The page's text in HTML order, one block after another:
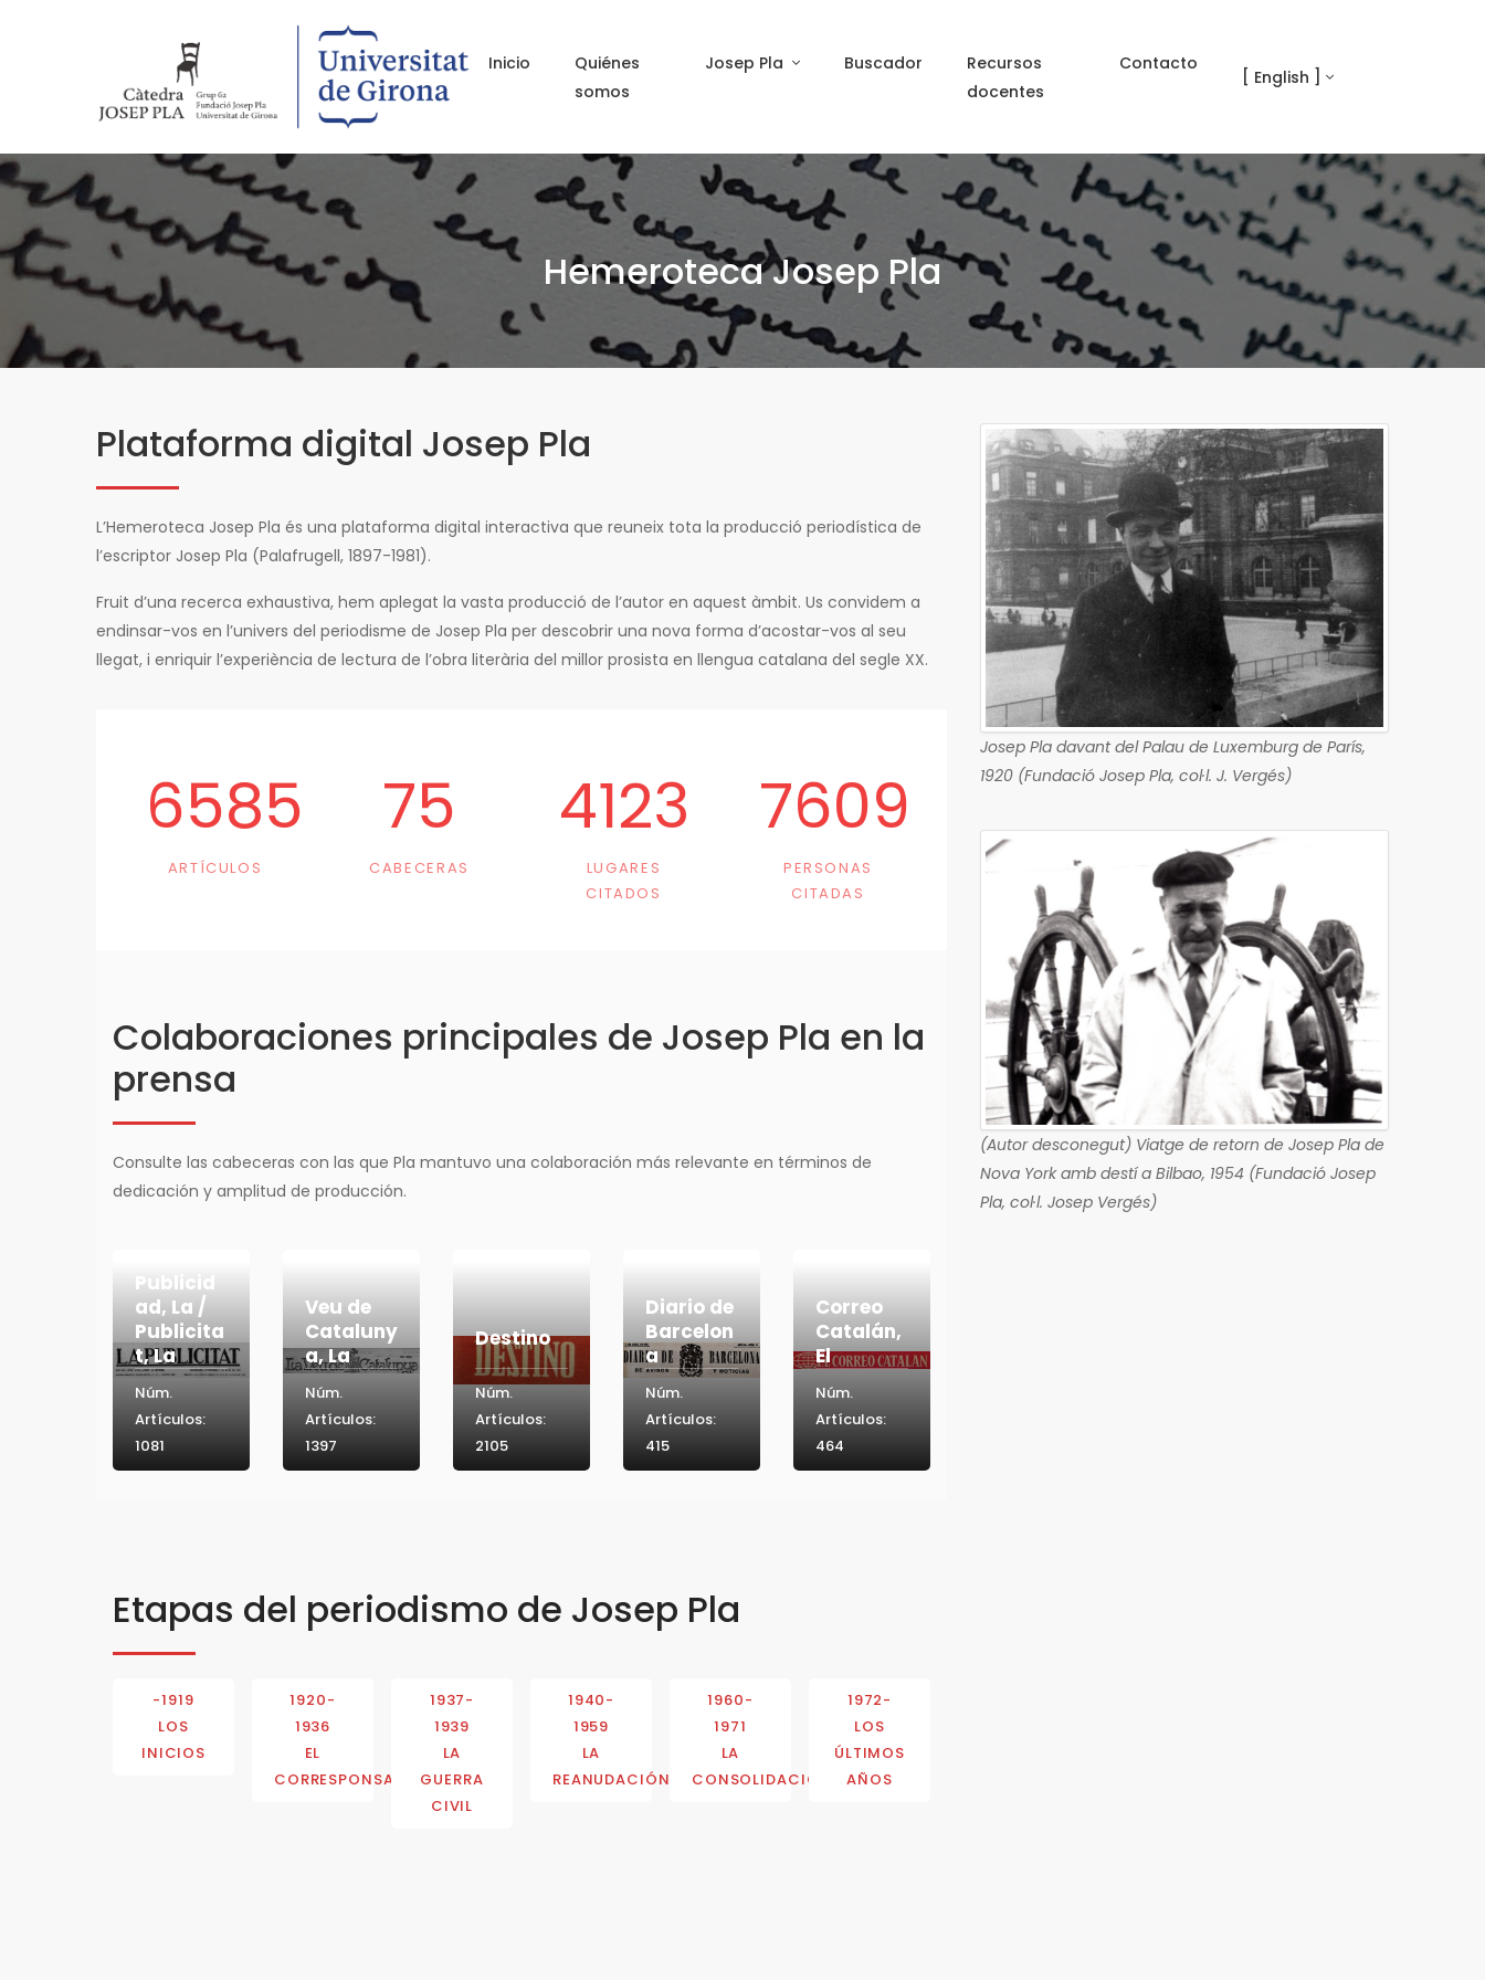
Inicio
Quiénes
somos
Josep Pla Buscador
Recursos
docentes
Contacto
[ English ]
Hemeroteca Josep Pla
Plataforma digital Josep Pla
L’Hemeroteca Josep Pla és una plataforma digital interactiva que reuneix tota la producció periodística de
l’escriptor Josep Pla (Palafrugell, 1897-1981).
Fruit d’una recerca exhaustiva, hem aplegat la vasta producció de l’autor en aquest àmbit. Us convidem a
endinsar-vos en l’univers del periodisme de Josep Pla per descobrir una nova forma d’acostar-vos al seu
llegat, i enriquir l’experiència de lectura de l’obra literària del millor prosista en llengua catalana del segle XX.
6585
ARTÍCULOS
75
CABECERAS
4123
LUGARES
CITADOS
7609
PERSONAS
CITADAS
Colaboraciones principales de Josep Pla en la
prensa
Consulte las cabeceras con las que Pla mantuvo una colaboración más relevante en términos de
dedicación y amplitud de producción.
Publicid
ad, La /
Publicita
t, La
Núm.
Artículos:
1081
Veu de
Cataluny
a, La
Núm.
Artículos:
1397
Destino
Núm.
Artículos:
2105
Diario de
Barcelon
a
Núm.
Artículos:
415
Correo
Catalán,
El
Núm.
Artículos:
464
Etapas del periodismo de Josep Pla
-1919
LOS
INICIOS
1920-
1936
EL
CORRESPONSAL
1937-
1939
LA
GUERRA
CIVIL
1940-
1959
LA
REANUDACIÓN
1960-
1971
LA
CONSOLIDACIÓN
1972-
LOS
ÚLTIMOS
AÑOS
Josep Pla davant del Palau de Luxemburg de París,
1920 (Fundació Josep Pla, col·l. J. Vergés)
(Autor desconegut) Viatge de retorn de Josep Pla de
Nova York amb destí a Bilbao, 1954 (Fundació Josep
Pla, col·l. Josep Vergés)